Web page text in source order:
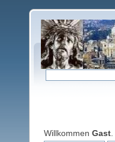
Willkommen Gast